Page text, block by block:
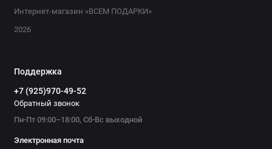
Интернет-магазин «ВСЕМ ПОДАРКИ»
2026
Поддержка
+7 (925)970-49-52
Обратный звонок
Пн-Пт 09:00–18:00, Сб-Вс выходной
Электронная почта